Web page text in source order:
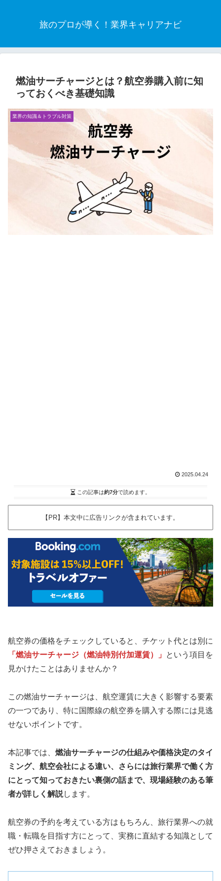
旅のプロが導く！業界キャリアナビ
燃油サーチャージとは？航空券購入前に知
っておくべき基礎知識
業界の知識＆トラブル対策
2025.04.24
この記事は約7分で読めます。
【PR】本文中に広告リンクが含まれています。
航空券の価格をチェックしていると、チケット代とは別に
「燃油サーチャージ（燃油特別付加運賃）」
という項目を
見かけたことはありませんか？
この燃油サーチャージは、航空運賃に大きく影響する要素
の一つであり、特に国際線の航空券を購入する際には見逃
せないポイントです。
本記事では、 燃油サーチャージの仕組みや価格決定のタイ
ミング、航空会社による違い、さらには旅行業界で働く方
にとって知っておきたい裏側の話まで、現場経験のある筆
者が詳しく解説します。
航空券の予約を考えている方はもちろん、旅行業界への就
職・転職を目指す方にとって、実務に直結する知識として
ぜひ押さえておきましょう。